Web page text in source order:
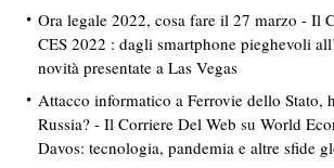
Ora legale 2022, cosa fare il 27 marzo - Il
CES 2022 : dagli smartphone pieghevoli
novità presentate a Las Vegas
Attacco informatico a Ferrovie dello Stato,
Russia? - Il Corriere Del Web su World
Davos: tecnologia, pandemia e altre sfide